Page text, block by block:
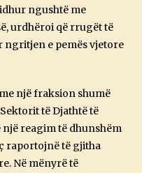
ngushtë me
urdhëroi që rrugët të
ngritjen e pemës vjetore
një fraksion shumë
të Djathtë të
reagim të dhunshëm
raportojnë të gjitha
Në mënyrë të